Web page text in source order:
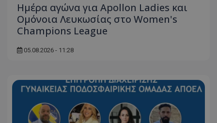
Ημέρα αγώνα για Apollon Ladies και
Ομόνοια Λευκωσίας στο Women's
Champions League
05.08.2026 - 11:28